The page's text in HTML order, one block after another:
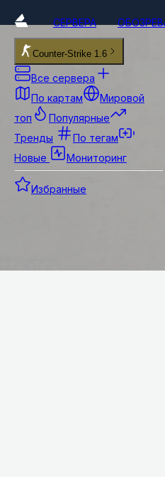
СЕРВЕРА
Counter-Strike 1.6
Все сервера
По картам
Мировой
топ
Популярные
Тренды
По тегам
Новые
Мониторинг
Избранные